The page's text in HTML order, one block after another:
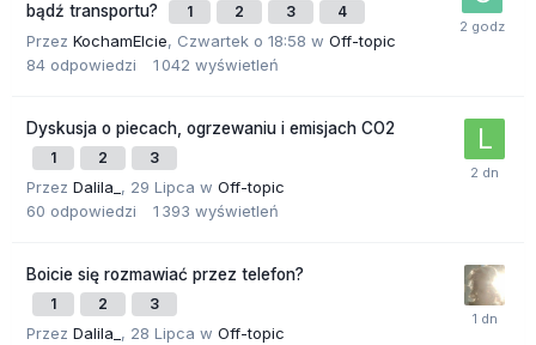
bądź transportu?
1 2 3 4
Przez KochamElcie, Czwartek o 18:58 w Off-topic
84 odpowiedzi 1 042 wyświetleń
Dyskusja o piecach, ogrzewaniu i emisjach CO2
1 2 3
Przez Dalila_ , 29 Lipca w Off-topic
60 odpowiedzi 1 393 wyświetleń
Boicie się rozmawiać przez telefon?
1 2 3
Przez Dalila_ , 28 Lipca w Off-topic